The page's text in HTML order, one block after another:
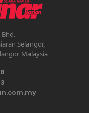
Bhd.
Selangor,
Malaysia